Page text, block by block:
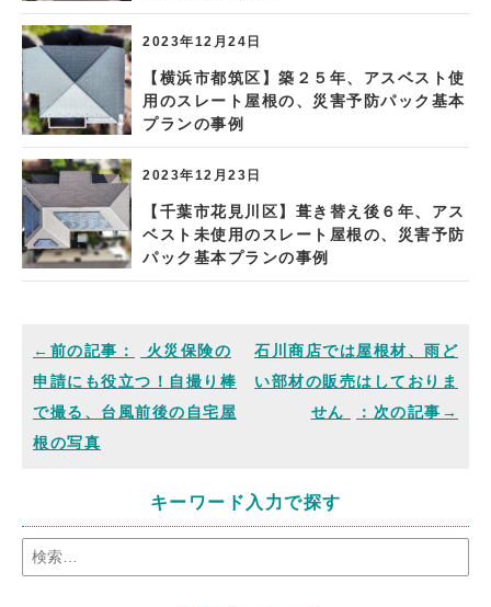
2023年12月24日
【横浜市都筑区】築２５年、アスベスト使
用のスレート屋根の、災害予防パック基本
プランの事例
2023年12月23日
【千葉市花見川区】葺き替え後６年、アス
ベスト未使用のスレート屋根の、災害予防
パック基本プランの事例
火災保険の
申請にも役立つ！自撮り棒
で撮る、台風前後の自宅屋
根の写真
石川商店では屋根材、雨ど
い部材の販売はしておりま
せん
キーワード入力で探す